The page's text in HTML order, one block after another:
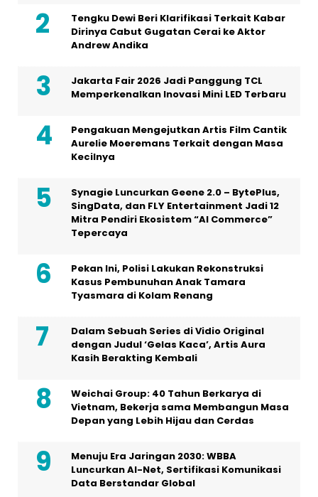
Tengku Dewi Beri Klarifikasi Terkait Kabar
Dirinya Cabut Gugatan Cerai ke Aktor
Andrew Andika
Jakarta Fair 2026 Jadi Panggung TCL
Memperkenalkan Inovasi Mini LED Terbaru
Pengakuan Mengejutkan Artis Film Cantik
Aurelie Moeremans Terkait dengan Masa
Kecilnya
Synagie Luncurkan Geene 2.0 – BytePlus,
SingData, dan FLY Entertainment Jadi 12
Mitra Pendiri Ekosistem “AI Commerce”
Tepercaya
Pekan Ini, Polisi Lakukan Rekonstruksi
Kasus Pembunuhan Anak Tamara
Tyasmara di Kolam Renang
Dalam Sebuah Series di Vidio Original
dengan Judul ‘Gelas Kaca’, Artis Aura
Kasih Berakting Kembali
Weichai Group: 40 Tahun Berkarya di
Vietnam, Bekerja sama Membangun Masa
Depan yang Lebih Hijau dan Cerdas
Menuju Era Jaringan 2030: WBBA
Luncurkan AI-Net, Sertifikasi Komunikasi
Data Berstandar Global